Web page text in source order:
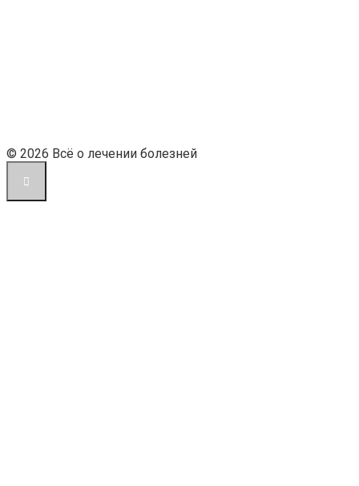
© 2026 Всё о лечении болезней